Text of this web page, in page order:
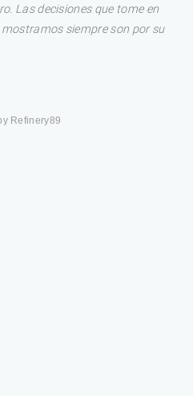
Las decisiones que tome en
siempre son por su
Refinery89